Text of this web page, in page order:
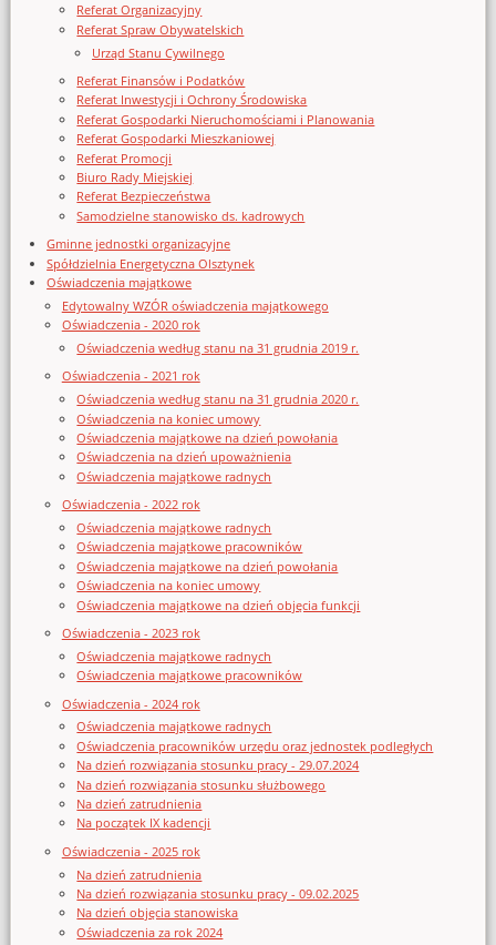
Referat Organizacyjny
Referat Spraw Obywatelskich
Urząd Stanu Cywilnego
Referat Finansów i Podatków
Referat Inwestycji i Ochrony Środowiska
Referat Gospodarki Nieruchomościami i Planowania
Referat Gospodarki Mieszkaniowej
Referat Promocji
Biuro Rady Miejskiej
Referat Bezpieczeństwa
Samodzielne stanowisko ds. kadrowych
Gminne jednostki organizacyjne
Spółdzielnia Energetyczna Olsztynek
Oświadczenia majątkowe
Edytowalny WZÓR oświadczenia majątkowego
Oświadczenia - 2020 rok
Oświadczenia według stanu na 31 grudnia 2019 r.
Oświadczenia - 2021 rok
Oświadczenia według stanu na 31 grudnia 2020 r.
Oświadczenia na koniec umowy
Oświadczenia majątkowe na dzień powołania
Oświadczenia na dzień upoważnienia
Oświadczenia majątkowe radnych
Oświadczenia - 2022 rok
Oświadczenia majątkowe radnych
Oświadczenia majątkowe pracowników
Oświadczenia majątkowe na dzień powołania
Oświadczenia na koniec umowy
Oświadczenia majątkowe na dzień objęcia funkcji
Oświadczenia - 2023 rok
Oświadczenia majątkowe radnych
Oświadczenia majątkowe pracowników
Oświadczenia - 2024 rok
Oświadczenia majątkowe radnych
Oświadczenia pracowników urzędu oraz jednostek podległych
Na dzień rozwiązania stosunku pracy - 29.07.2024
Na dzień rozwiązania stosunku służbowego
Na dzień zatrudnienia
Na początek IX kadencji
Oświadczenia - 2025 rok
Na dzień zatrudnienia
Na dzień rozwiązania stosunku pracy - 09.02.2025
Na dzień objęcia stanowiska
Oświadczenia za rok 2024